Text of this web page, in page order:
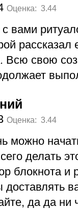
Оценка: 3.44
вами
Всю свою
Оценка: 3.44
можно
делать
блокнота и
да да ни